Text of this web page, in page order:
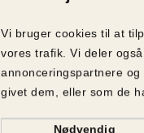
Vi bruger cookies til at
vores trafik. Vi deler
annonceringspartnere
givet dem, eller som de
SamtykkevalgNødvendig